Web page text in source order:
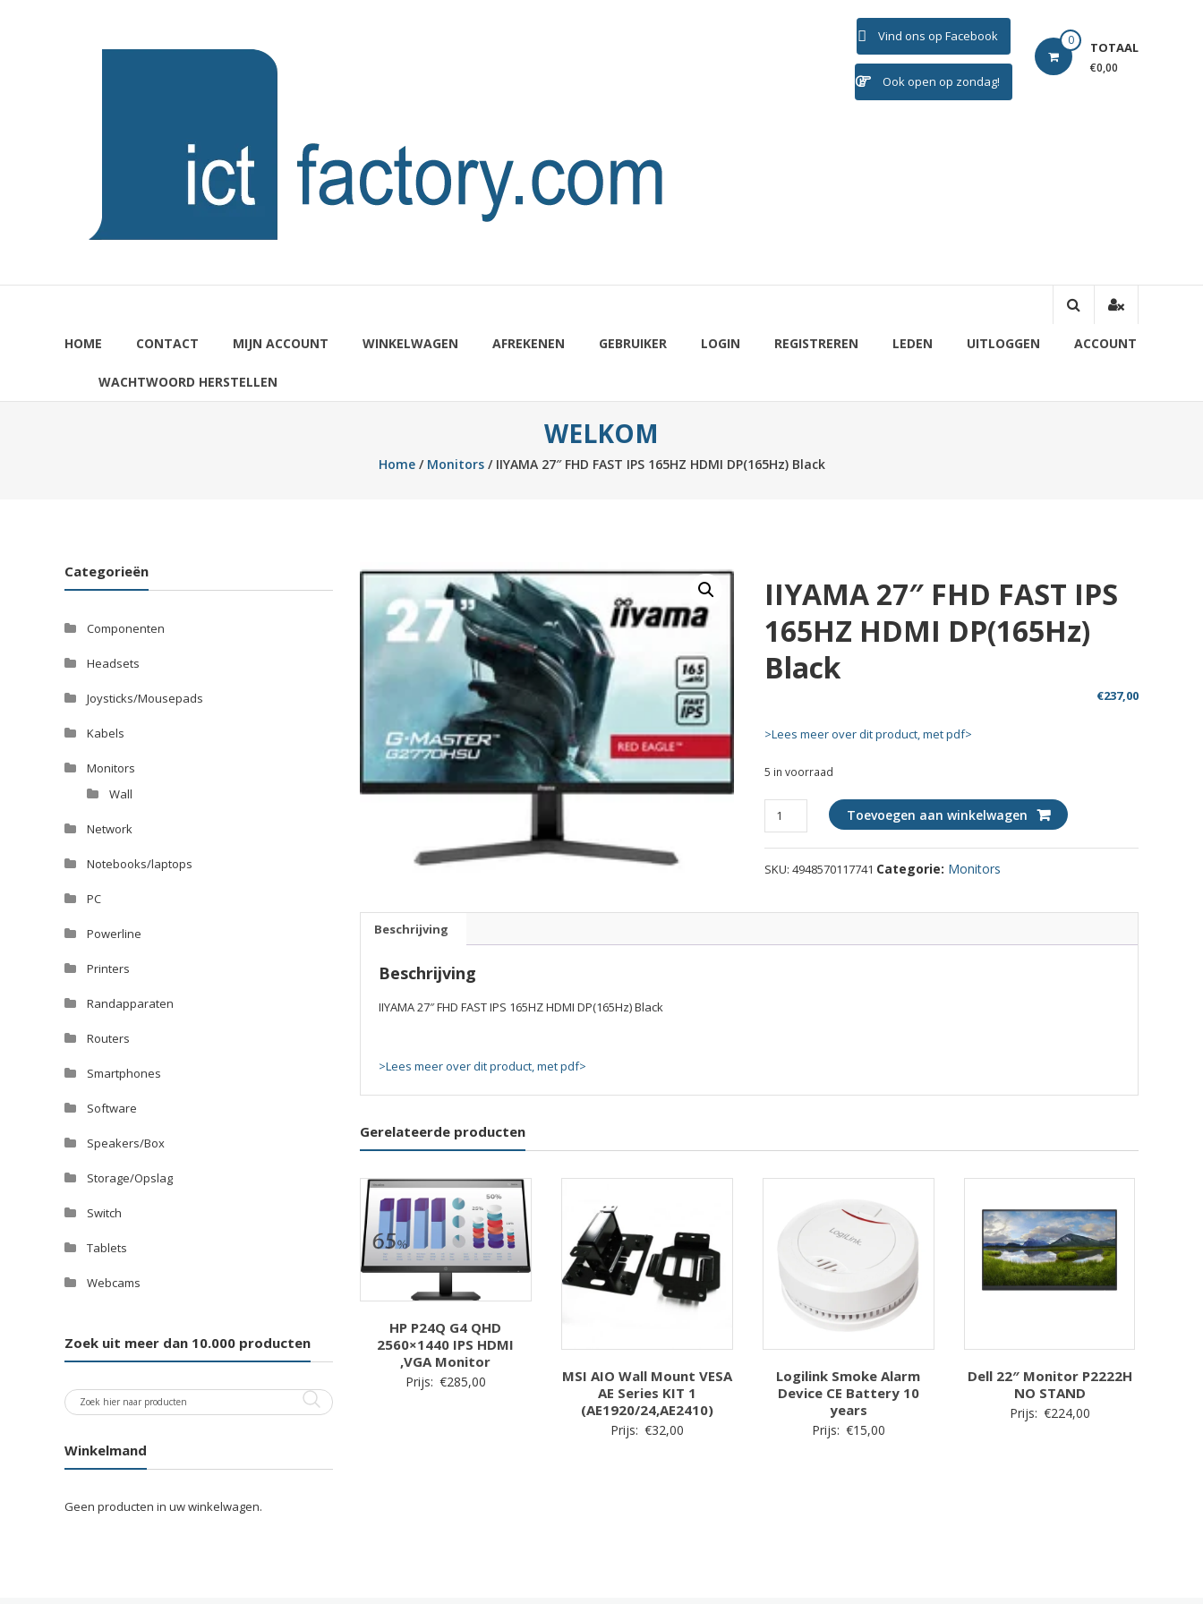
ICTFACTORY 0 TOTAAL
€0,00
Vind ons op Facebook
Ook open op zondag!
HOME CONTACT MIJN ACCOUNT WINKELWAGEN AFREKENEN GEBRUIKER LOGIN REGISTREREN LEDEN UITLOGGEN ACCOUNT
WACHTWOORD HERSTELLEN
WELKOM
Home/ Monitors/ IIYAMA 27″ FHD FAST IPS 165HZ HDMI DP(165Hz) Black
IIYAMA 27″ FHD FAST IPS
165HZ HDMI DP(165Hz)
Black
€237,00
>Lees meer over dit product, met pdf>
5 in voorraad
IIYAMA
27"
FHD
FAST
165HZ
Toevoegen aan winkelwagen
SKU:4948570117741 Categorie: Monitors
Beschrijving
Beschrijving
IIYAMA 27″ FHD FAST IPS 165HZ HDMI DP(165Hz) Black
>Lees meer over dit product, met pdf>
Gerelateerde producten
HP P24Q G4 QHD
2560×1440 IPS HDMI
,VGA Monitor
Prijs: €285,00
MSI AIO Wall Mount VESA
AE Series KIT 1
(AE1920/24,AE2410)
Prijs: €32,00
Logilink Smoke Alarm
Device CE Battery 10
years
Prijs: €15,00
Dell 22″ Monitor P2222H
NO STAND
Prijs: €224,00
Categorieën
Componenten
Headsets
Joysticks/Mousepads
Kabels
Monitors
Wall
Network
Notebooks/laptops
PC
Powerline
Printers
Randapparaten
Routers
Smartphones
Software
Speakers/Box
Storage/Opslag
Switch
Tablets
Webcams
Zoek uit meer dan 10.000 producten
Winkelmand
Geen producten in uw winkelwagen.